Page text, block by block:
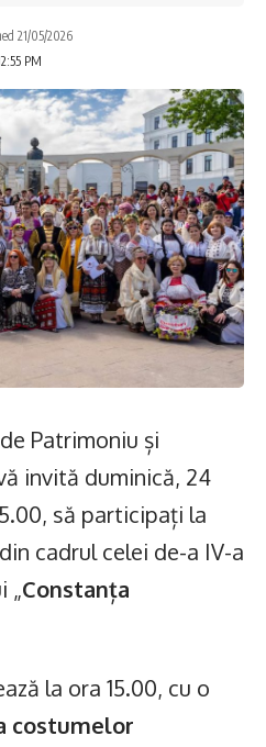
PM
21/05/2026
Patrimoniu și
invită duminică, 24
să participați la
cadrul celei de-a IV-a
„Constanța
la ora 15.00, cu o
costumelor